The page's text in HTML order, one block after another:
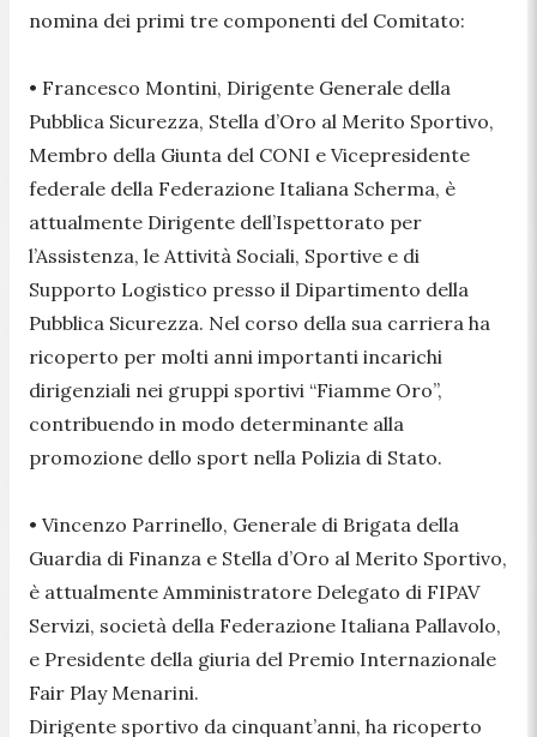
nomina dei primi tre componenti del Comitato:
• Francesco Montini, Dirigente Generale della
Pubblica Sicurezza, Stella d’Oro al Merito Sportivo,
Membro della Giunta del CONI e Vicepresidente
federale della Federazione Italiana Scherma, è
attualmente Dirigente dell’Ispettorato per
l’Assistenza, le Attività Sociali, Sportive e di
Supporto Logistico presso il Dipartimento della
Pubblica Sicurezza. Nel corso della sua carriera ha
ricoperto per molti anni importanti incarichi
dirigenziali nei gruppi sportivi “Fiamme Oro”,
contribuendo in modo determinante alla
promozione dello sport nella Polizia di Stato.
• Vincenzo Parrinello, Generale di Brigata della
Guardia di Finanza e Stella d’Oro al Merito Sportivo,
è attualmente Amministratore Delegato di FIPAV
Servizi, società della Federazione Italiana Pallavolo,
e Presidente della giuria del Premio Internazionale
Fair Play Menarini.
Dirigente sportivo da cinquant’anni, ha ricoperto